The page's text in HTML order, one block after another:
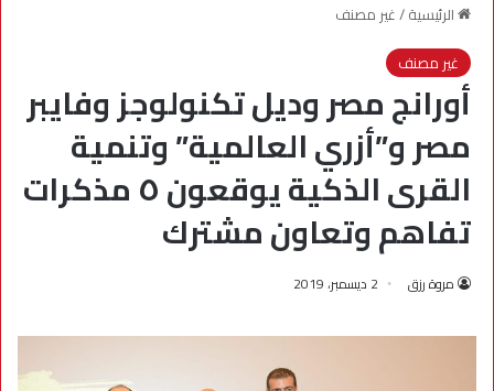
الرئيسية/غير مصنف
غير مصنف
أورانج مصر وديل تكنولوجز وفايبر
مصر و”أزري العالمية” وتنمية
القرى الذكية يوقعون ٥ مذكرات
تفاهم وتعاون مشترك
مروة رزق 2 ديسمبر، 2019